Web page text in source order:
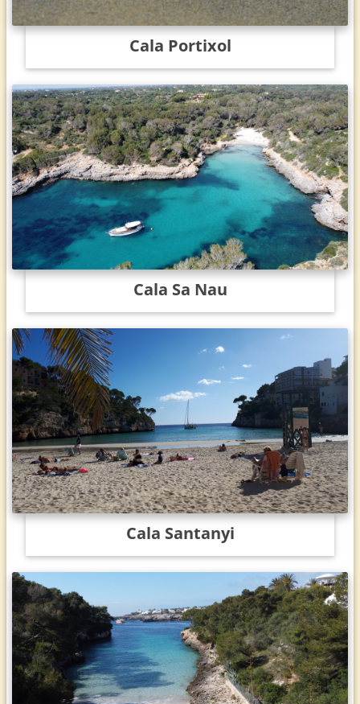
Cala Portixol
Cala Sa Nau
Cala Santanyi